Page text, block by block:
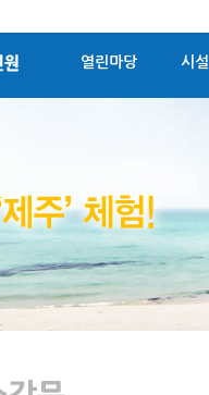
열린마당 시